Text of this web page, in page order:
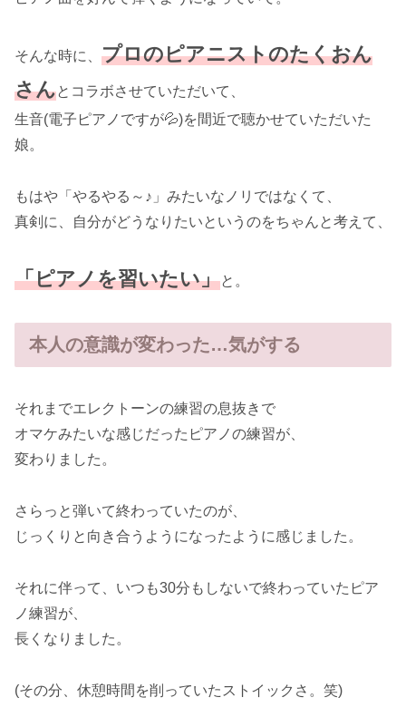
そんな時に、 プロのピアニストのたくおん
さんとコラボさせていただいて、
生音(電子ピアノですが💦)を間近で聴かせていただいた
娘。
もはや「やるやる～♪」みたいなノリではなくて、
真剣に、自分がどうなりたいというのをちゃんと考えて、
「ピアノを習いたい」と。
本人の意識が変わった…気がする
それまでエレクトーンの練習の息抜きで
オマケみたいな感じだったピアノの練習が、
変わりました。
さらっと弾いて終わっていたのが、
じっくりと向き合うようになったように感じました。
それに伴って、いつも30分もしないで終わっていたピア
ノ練習が、
長くなりました。
(その分、休憩時間を削っていたストイックさ。笑)